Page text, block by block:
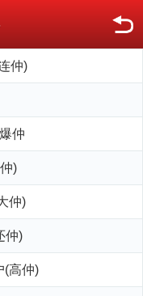
仲)
仲
)
仲)
仲)
(高仲)